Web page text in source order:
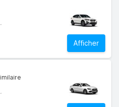
Afficher